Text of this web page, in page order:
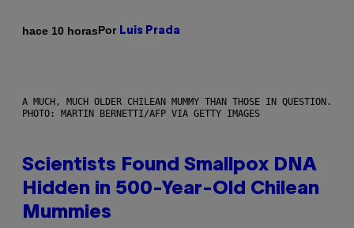
hace 10 horasPor Luis Prada
A MUCH, MUCH OLDER CHILEAN MUMMY THAN THOSE IN QUESTION.
PHOTO: MARTIN BERNETTI/AFP VIA GETTY IMAGES
Scientists Found Smallpox DNA
Hidden in 500-Year-Old Chilean
Mummies